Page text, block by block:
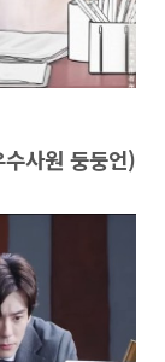
사원 둥둥언)